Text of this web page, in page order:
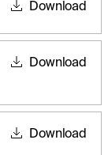
Download
Download
Download